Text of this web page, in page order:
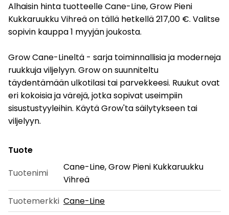
Alhaisin hinta tuotteelle Cane-Line, Grow Pieni
Kukkaruukku Vihreä on tällä hetkellä 217,00 €. Valitse
sopivin kauppa 1 myyjän joukosta.
Grow Cane-Lineltä - sarja toiminnallisia ja moderneja
ruukkuja viljelyyn. Grow on suunniteltu
täydentämään ulkotilasi tai parvekkeesi. Ruukut ovat
eri kokoisia ja värejä, jotka sopivat useimpiin
sisustustyyleihin. Käytä Grow'ta säilytykseen tai
viljelyyn.
Tuote
Tuotenimi
Cane-Line, Grow Pieni Kukkaruukku
Vihreä
Tuotemerkki Cane-Line